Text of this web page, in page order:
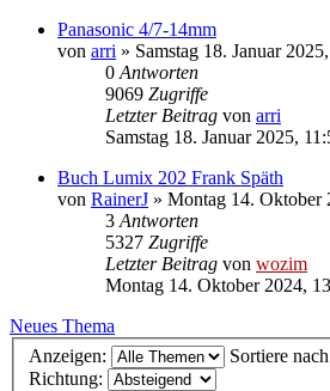
Panasonic 4/7-14mm
von arri » Samstag 18. Januar
0 Antworten
9069 Zugriffe
Letzter Beitrag von arri
Samstag 18. Januar 2025,
Buch Lumix 202 Frank Späth
von RainerJ » Montag 14. Oktober
3 Antworten
5327 Zugriffe
Letzter Beitrag von wozim
Montag 14. Oktober 2024,
Neues Thema
Anzeigen:
Sortiere
Richtung: